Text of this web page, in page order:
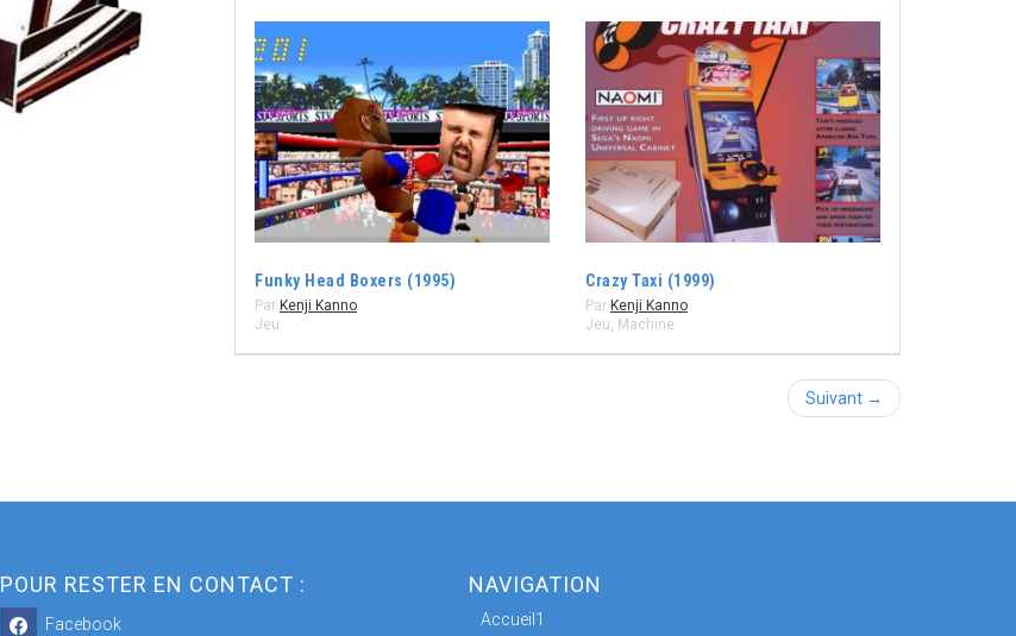
Funky Head Boxers (1995)
Par Kenji Kanno
Jeu
Crazy Taxi (1999)
Par Kenji Kanno
Jeu Machine
Suivant →
POUR RESTER EN CONTACT :
Facebook
NAVIGATION
Accueil1